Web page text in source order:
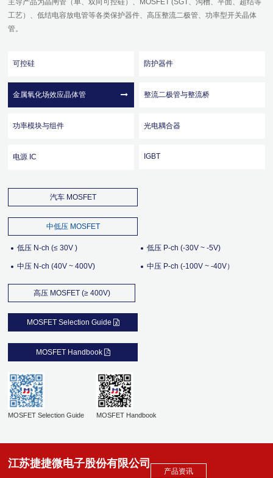
主导产品为晶闸管（单、双向可控硅）、MOSFET (SGT、沟槽、平面、超结等
工艺）、低结电容放电管等各类保护器件、高压整流二极管、功率型开关晶体
管。
可控硅 防护器件
金属氧化场效应晶体管 整流二极管与整流桥
功率模块与组件 光电耦合器
电源 IC IGBT
汽车 MOSFET
中低压 MOSFET
低压 N-ch (≤ 30V ) 低压 P-ch (-30V ~ -5V)
中压 N-ch (40V ~ 400V) 中压 P-ch (-100V ~ -40V）
高压 MOSFET (≥ 400V)
MOSFET Selection Guide
MOSFET Handbook
江苏捷捷微电子股份有限公司
产品资讯